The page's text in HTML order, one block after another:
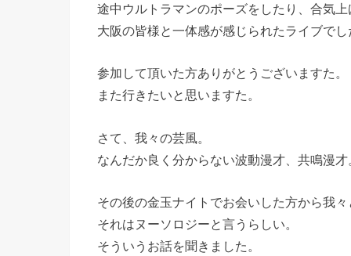
途中ウルトラマンのポーズをしたり、合気
大阪の皆様と一体感が感じられたライブでし
参加して頂いた方ありがとうございますた。
また行きたいと思いますた。
さて、我々の芸風。
なんだか良く分からない波動漫才、共鳴漫才
その後の金玉ナイトでお会いした方から我
それはヌーソロジーと言うらしい。
そういうお話を聞きました。